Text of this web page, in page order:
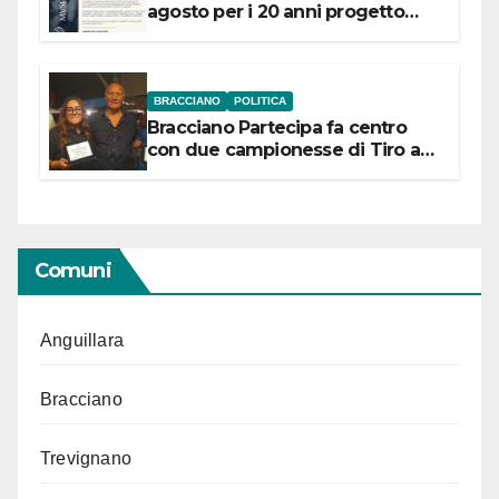
agosto per i 20 anni progetto
BRACCIANO POLITICA
Bracciano Partecipa fa centro
con due campionesse di Tiro a
Comuni
Anguillara
Bracciano
Trevignano